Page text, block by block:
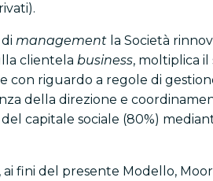
di management la Società
clientela business, moltiplica
con riguardo a regole di
della direzione e
capitale sociale (80%)
fini del presente Modello,